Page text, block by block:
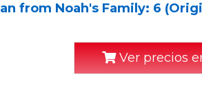
from Noah's Family: 6
Ver precios